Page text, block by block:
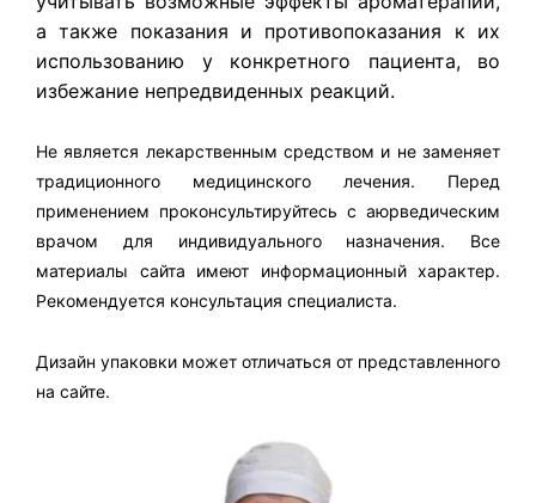
а также показания и противопоказания к их
использованию у конкретного пациента, во
избежание непредвиденных реакций.
Не является лекарственным средством и не заменяет
традиционного медицинского лечения. Перед
применением проконсультируйтесь с аюрведическим
врачом для индивидуального назначения. Все
материалы сайта имеют информационный характер.
Рекомендуется консультация специалиста.
Дизайн упаковки может отличаться от представленного
на сайте.